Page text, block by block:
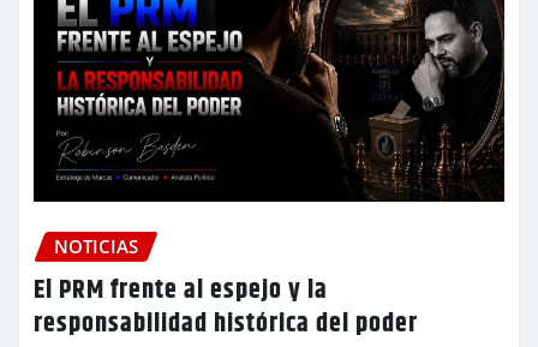
NOTICIAS
El PRM frente al espejo y la
responsabilidad histórica del poder